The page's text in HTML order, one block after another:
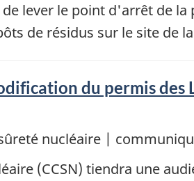
lever le point d'arrêt de
de résidus sur le site de
du permis des
nucléaire |
(CCSN) tiendra une